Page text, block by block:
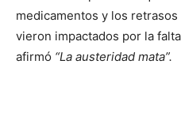
medicamentos y los
vieron impactados por la
afirmó “La austeridad mata”.